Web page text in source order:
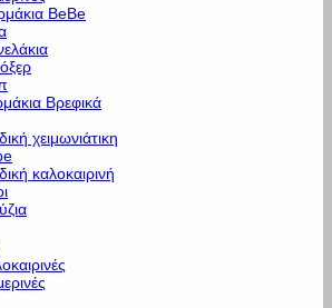
BeBe
Βρεφικά
χειμωνιάτικη
καλοκαιρινή